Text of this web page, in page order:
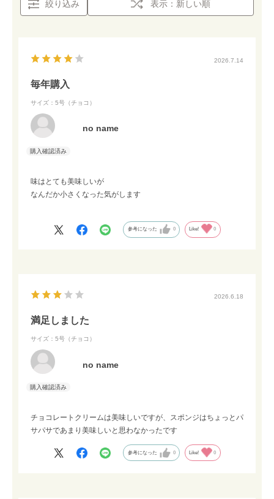
絞り込み 表示：新しい順
2026.7.14
毎年購入
サイズ：5号（チョコ）
no name
味はとても美味しいが
なんだか小さくなった気がします
参考になった 0 Like! 0
2026.6.18
満足しました
サイズ：5号（チョコ）
no name
チョコレートクリームは美味しいですが、スポンジはちょっとパ
サパサであまり美味しいと思わなかったです
参考になった 0 Like! 0